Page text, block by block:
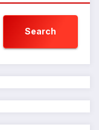
Search